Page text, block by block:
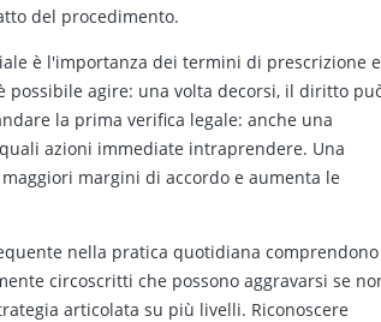
del procedimento.
è l'importanza dei termini di prescrizione e
possibile agire: una volta decorsi, il diritto
la prima verifica legale: anche una
azioni immediate intraprendere. Una
margini di accordo e aumenta le
nella pratica quotidiana comprendono
circoscritti che possono aggravarsi se
articolata su più livelli. Riconoscere